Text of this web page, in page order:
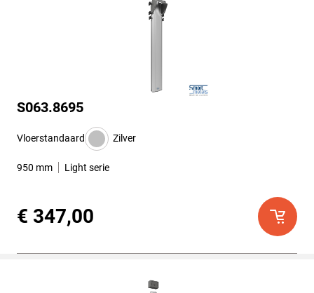
S063.8695
Vloerstandaard Zilver
950 mm Light serie
€ 347,00